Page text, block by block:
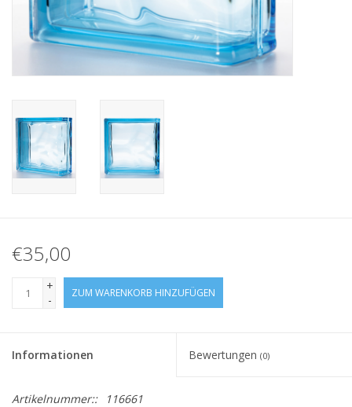
Assortiment
€35,00
+
-
ZUM WARENKORB HINZUFÜGEN
Informationen Bewertungen (0)
Artikelnummer::
116661